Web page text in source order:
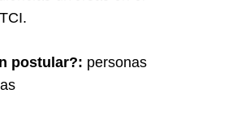
postular?: personas